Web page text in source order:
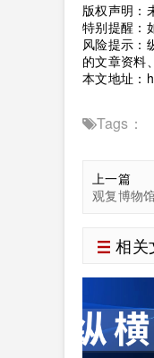
版权声明：
特别提醒：
风险提示：
的文章资料
本文地址：
Tags：
上一篇
相关